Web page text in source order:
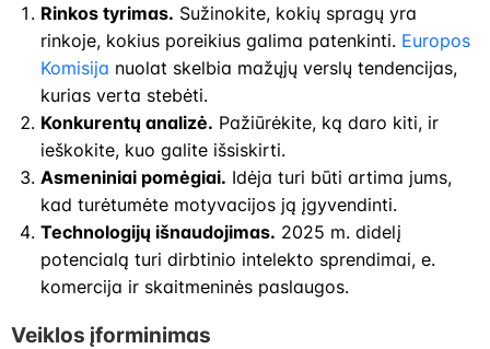
Rinkos tyrimas. Sužinokite, kokių spragų yra
rinkoje, kokius poreikius galima patenkinti. Europos
Komisija nuolat skelbia mažųjų verslų tendencijas,
kurias verta stebėti.
Konkurentų analizė. Pažiūrėkite, ką daro kiti, ir
ieškokite, kuo galite išsiskirti.
Asmeniniai pomėgiai. Idėja turi būti artima jums,
kad turėtumėte motyvacijos ją įgyvendinti.
Technologijų išnaudojimas. 2025 m. didelį
potencialą turi dirbtinio intelekto sprendimai, e.
komercija ir skaitmeninės paslaugos.
Veiklos įforminimas